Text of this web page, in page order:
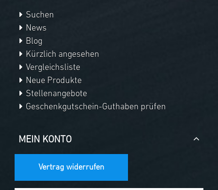
Suchen
News
Blog
Kürzlich angesehen
Vergleichsliste
Neue Produkte
Stellenangebote
Geschenkgutschein-Guthaben prüfen
MEIN KONTO
Vertrag widerrufen